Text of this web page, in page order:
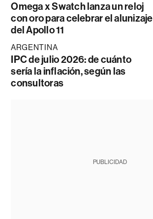
Omega x Swatch lanza un reloj
con oro para celebrar el alunizaje
del Apollo 11
ARGENTINA
IPC de julio 2026: de cuánto
sería la inflación, según las
consultoras
PUBLICIDAD